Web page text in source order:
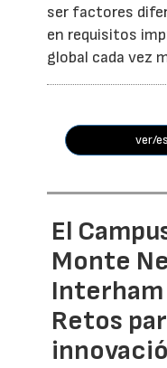
ser factores
en requisitos
global cada vez
ver/
El
Monte
Interham
Retos